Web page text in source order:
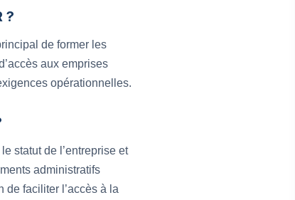
?
de former les
aux emprises
opérationnelles.
statut de l’entreprise et
administratifs
faciliter l’accès à la